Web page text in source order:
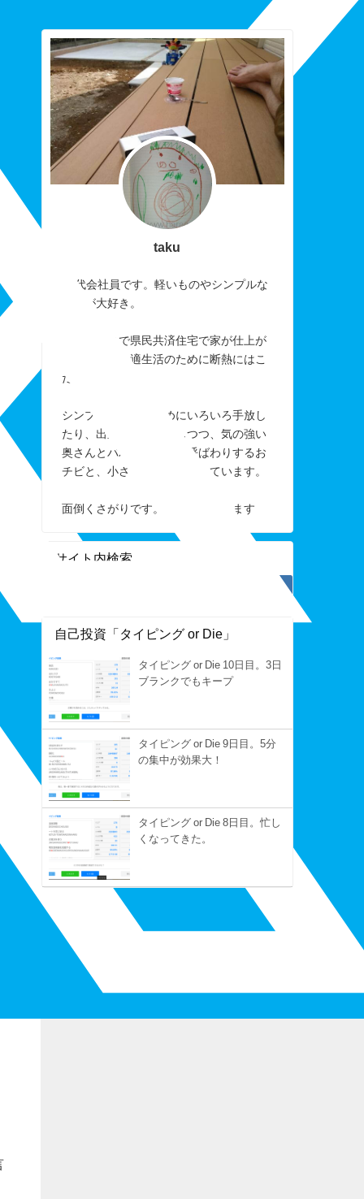
taku
40代会社員です。軽いものやシンプルな
ものが大好き。
おかげさまで県民共済住宅で家が仕上が
りました。快適生活のために断熱にはこ
だわりました。
シンプルに暮らすためにいろいろ手放し
たり、出来なかったりしつつ、気の強い
奥さんとパパを「アレ」呼ばわりするお
チビと、小さく楽しく暮らしています。
面倒くさがりです。すぐ手を抜きます
サイト内検索
自己投資「タイピング or Die」
タイピング or Die 10日目。3日
ブランクでもキープ
タイピング or Die 9日目。5分
の集中が効果大！
タイピング or Die 8日目。忙し
くなってきた。